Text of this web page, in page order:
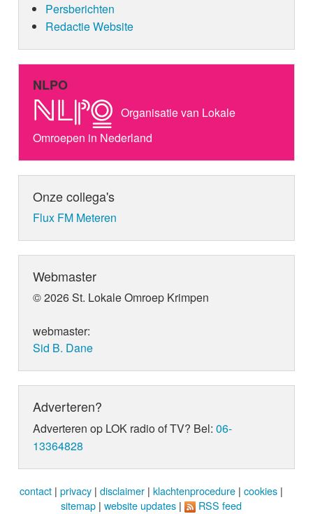
Persberichten
Redactie Website
NLPO
Organisatie van Lokale
Omroepen in Nederland
Onze collega's
Flux FM Meteren
Webmaster
© 2026 St. Lokale Omroep Krimpen
webmaster:
Sid B. Dane
Adverteren?
Adverteren op LOK radio of TV? Bel:06-
13364828
contact | privacy | disclaimer | klachtenprocedure | cookies |
sitemap | website updates | RSS feed